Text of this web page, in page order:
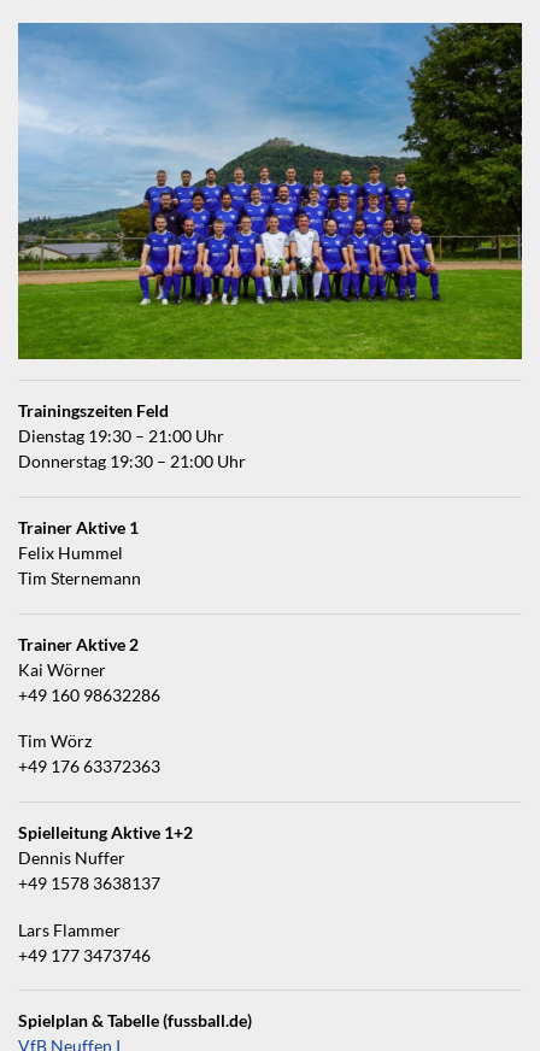
Trainingszeiten Feld
Dienstag 19:30 – 21:00 Uhr
Donnerstag 19:30 – 21:00 Uhr
Trainer Aktive 1
Felix Hummel
Tim Sternemann
Trainer Aktive 2
Kai Wörner
+49 160 98632286
Tim Wörz
+49 176 63372363
Spielleitung Aktive 1+2
Dennis Nuffer
+49 1578 3638137
Lars Flammer
+49 177 3473746
Spielplan & Tabelle (fussball.de)
VfB Neuffen I